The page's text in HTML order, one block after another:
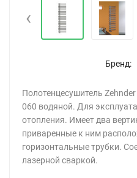
‹
Бренд:
Полотенцесушитель
060 водяной. Для
отопления. Имеет два
приваренные к ним
горизонтальные трубки.
лазерной сваркой.